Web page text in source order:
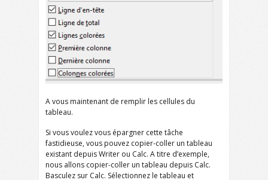
A vous maintenant de remplir les cellules du
tableau.
Si vous voulez vous épargner cette tâche
fastidieuse, vous pouvez copier-coller un tableau
existant depuis Writer ou Calc. A titre d’exemple,
nous allons copier-coller un tableau depuis Calc.
Basculez sur Calc. Sélectionnez le tableau et